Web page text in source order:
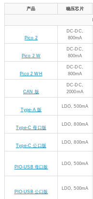
产品 稳压芯片
Pico 2
DC-DC,
800mA
Pico 2 W
DC-DC,
800mA
Pico 2 WH
DC-DC,
800mA
CAN 版
DC-DC,
2000mA
Type-A 版
LDO, 500mA
Type-C 母口版
LDO, 800mA
Type-C 公口版
LDO, 800mA
PIO-USB 母口版
LDO, 500mA
PIO-USB 公口版
LDO, 500mA